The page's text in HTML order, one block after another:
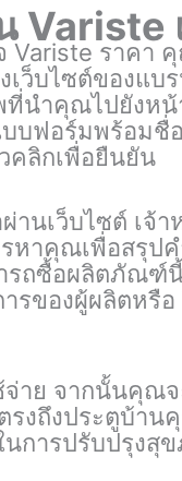
Variste
Variste ราคา
เว็บไซต์ของแบ
นำคุณไปยังหน้
บฟอร์มพร้อมชื่
คลิกเพื่อยืนยัน
านเว็บไซต์ เจ้า
หาคุณเพื่อสรุปค
ถซื้อผลิตภัณฑ์นี้
ารของผู้ผลิตหรือ
จ่าย จากนั้นคุณจ
งถึงประตูบ้าน
นการปรับปรุงสุ